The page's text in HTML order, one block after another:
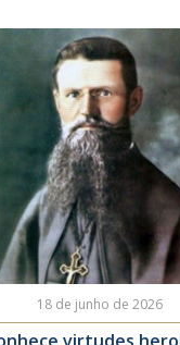
18 de junho de 2026